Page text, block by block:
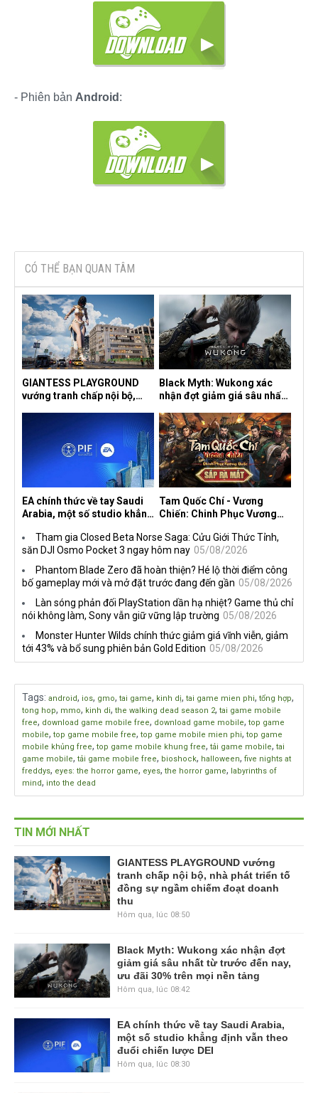
- Phiên bản Android :
CÓ THỂ BẠN QUAN TÂM
GIANTESS PLAYGROUND
vướng tranh chấp nội bộ,
ngầm chiếm đoạt doanh thu
Black Myth: Wukong xác
nhận đợt giảm giá sâu nhất
trên mọi nền tảng
EA chính thức về tay Saudi
Arabia, một số studio khẳng
lược DEI
Tam Quốc Chí - Vương
Chiến: Chinh Phục Vương
sáu thị trường Đông Nam Á
Tham gia Closed Beta Norse Saga: Cửu Giới Thức Tỉnh,
săn DJI Osmo Pocket 3 ngay hôm nay 05/08/2026
Phantom Blade Zero đã hoàn thiện? Hé lộ thời điểm công
bố gameplay mới và mở đặt trước đang đến gần 05/08/2026
Làn sóng phản đối PlayStation dần hạ nhiệt? Game thủ chỉ
nói không làm, Sony vẫn giữ vững lập trường 05/08/2026
Monster Hunter Wilds chính thức giảm giá vĩnh viễn, giảm
tới 43% và bổ sung phiên bản Gold Edition 05/08/2026
Tags: android, ios, gmo, tai game, kinh dị, tai game mien phi, tổng hợp,
tong hop, mmo, kinh di, the walking dead season 2, tai game mobile
free, download game mobile free, download game mobile, top game
mobile, top game mobile free, top game mobile mien phi, top game
mobile khủng free, top game mobile khung free, tải game mobile, tai
game mobile, tải game mobile free, bioshock, halloween, five nights at
freddys, eyes: the horror game, eyes, the horror game, labyrinths of
mind, into the dead
TIN MỚI NHẤT
GIANTESS PLAYGROUND vướng
tranh chấp nội bộ, nhà phát triển tố
đồng sự ngầm chiếm đoạt doanh
thu
Hôm qua, lúc 08:50
Black Myth: Wukong xác nhận đợt
giảm giá sâu nhất từ trước đến nay,
ưu đãi 30% trên mọi nền tảng
Hôm qua, lúc 08:42
EA chính thức về tay Saudi Arabia,
một số studio khẳng định vẫn theo
đuổi chiến lược DEI
Hôm qua, lúc 08:30